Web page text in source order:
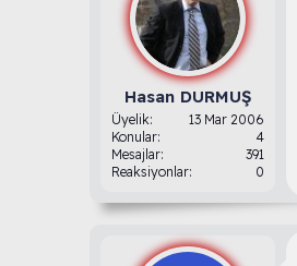
Hasan DURMUŞ
Üyelik
13 Mar 2006
Konular
4
Mesajlar
391
Reaksiyonlar
0